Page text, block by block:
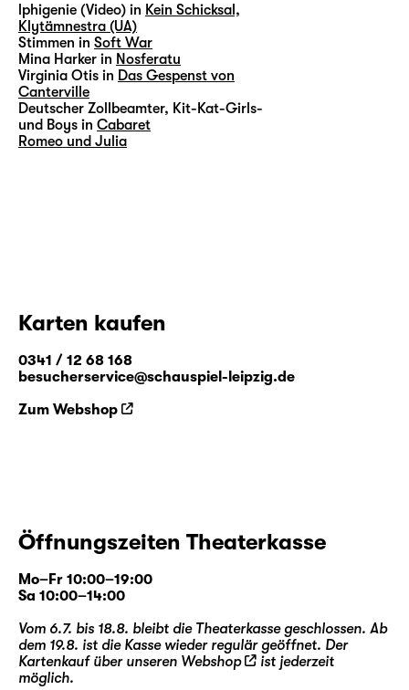
lphigenie (Video) in Kein Schicksal,
Klytämnestra (UA)
Stimmen in Soft War
Mina Harker in Nosferatu
Virginia Otis in Das Gespenst von
Canterville
Deutscher Zollbeamter, Kit-Kat-Girls-
und Boys in Cabaret
Romeo und Julia
Karten kaufen
0341 / 12 68 168
besucherservice@schauspiel-leipzig.de
Zum Webshop
Öffnungszeiten Theaterkasse
Mo–Fr 10:00–19:00
Sa 10:00–14:00
Vom 6.7. bis 18.8. bleibt die Theaterkasse geschlossen. Ab
dem 19.8. ist die Kasse wieder regulär geöffnet. Der
Kartenkauf über unseren Webshop
ist jederzeit
möglich.